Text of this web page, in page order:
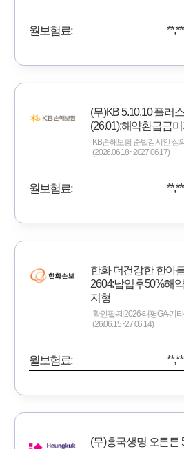
월보험료:
(무)KB 5.10.10 플러
(26.01):해약환급금
KB손해보험 준법감시인 심
(2026.06.18~2027.06.17)
월보험료:
한화 더건강한 한아
2604:납입후50%해
지형
확인필-제2026-태평GA-기
(26.06.15~27.06.14)
월보험료:
(무)흥국생명 오튼튼